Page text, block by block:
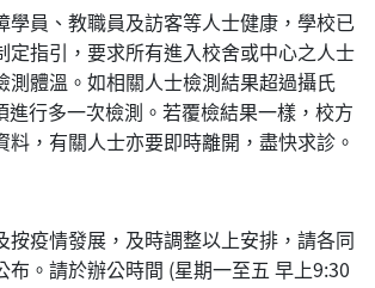
學員、教職員及訪客等人士健康，學校已
定指引，要求所有進入校舍或中心之人士
測體溫。如相關人士檢測結果超過攝氏
進行多一次檢測。若覆檢結果一樣，校方
料，有關人士亦要即時離開，盡快求診。
按疫情發展，及時調整以上安排，請各同
布。請於辦公時間 (星期一至五 早上9:30